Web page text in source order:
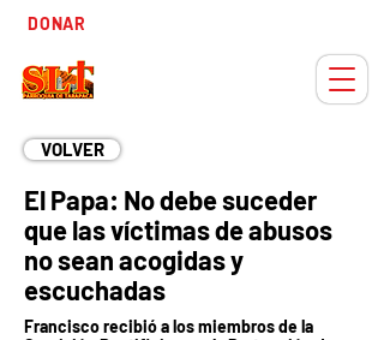
DONAR
VOLVER
El Papa: No debe suceder
que las víctimas de abusos
no sean acogidas y
escuchadas
Francisco recibió a los miembros de la